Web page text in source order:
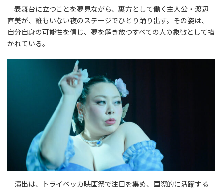
表舞台に立つことを夢見ながら、裏方として働く主人公・渡辺
直美が、誰もいない夜のステージでひとり踊り出す。その姿は、
自分自身の可能性を信じ、夢を解き放つすべての人の象徴として描
かれている。
演出は、トライベッカ映画祭で注目を集め、国際的に活躍する